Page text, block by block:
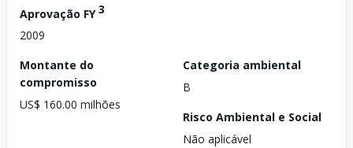
Aprovação FY3
2009
Montante do
compromisso
US$ 160.00 milhões
Categoria ambiental
B
Risco Ambiental e Social
Não aplicável